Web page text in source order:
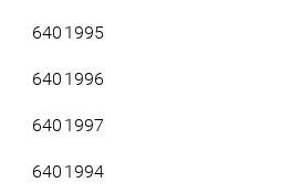
640 1995
640 1996
640 1997
640 1994